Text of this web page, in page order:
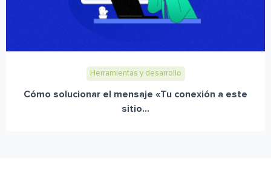
Herramientas y desarrollo
Cómo solucionar el mensaje «Tu conexión a este
sitio...